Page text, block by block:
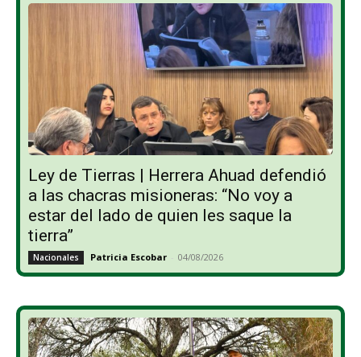
Ley de Tierras | Herrera Ahuad defendió
a las chacras misioneras: “No voy a
estar del lado de quien les saque la
tierra”
Nacionales Patricia Escobar - 04/08/2026